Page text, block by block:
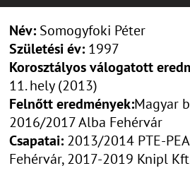
Név: Somogyfoki Péter
Születési év: 1997
Korosztályos válogatott
11. hely (2013)
Felnőtt eredmények:Magyar
2016/2017 Alba Fehérvár
Csapatai: 2013/2014 PTE-
Fehérvár, 2017-2019 Knipl